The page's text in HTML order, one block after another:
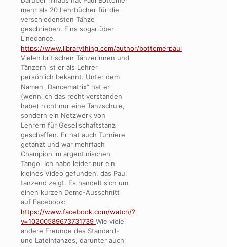
mehr als 20 Lehrbücher für die
verschiedensten Tänze
geschrieben. Eins sogar über
Linedance.
https://www.librarything.com/author/bottomerpaul
Vielen britischen Tänzerinnen und
Tänzern ist er als Lehrer
persönlich bekannt. Unter dem
Namen „Dancematrix“ hat er
(wenn ich das recht verstanden
habe) nicht nur eine Tanzschule,
sondern ein Netzwerk von
Lehrern für Gesellschaftstanz
geschaffen. Er hat auch Turniere
getanzt und war mehrfach
Champion im argentinischen
Tango. Ich habe leider nur ein
kleines Video gefunden, das Paul
tanzend zeigt. Es handelt sich um
einen kurzen Demo-Ausschnitt
auf Facebook:
https://www.facebook.com/watch/?
v=10200589673731739 Wie viele
andere Freunde des Standard-
und Lateintanzes, darunter auch